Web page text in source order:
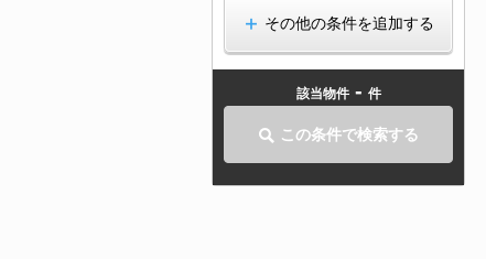
その他の条件を追加する
該当物件 - 件
この条件で検索する